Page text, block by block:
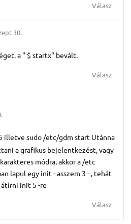
Válasz
30.
a " $ startx" bevált.
Válasz
illetve sudo /etc/gdm start Utánna
a grafikus bejelentkezést, vagy
módra, akkor a /etc
lapul egy init - asszem 3 - , tehát
init 5 -re
Válasz